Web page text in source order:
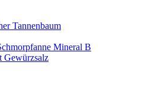
Tannenbaum
Mineral B